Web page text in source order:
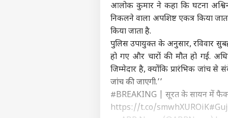
आलोक कुमार ने कहा कि घटना
निकलने वाला अपशिष्ट एकत्र किया
किया जाता है.
पुलिस उपायुक्त के अनुसार, रविवार
हो गए और चारों की मौत हो गई.
जिम्मेदार है, क्योंकि प्रारंभिक जांच से
जांच की जाएगी.’’
#BREAKING | सूरत के सायन में
https://t.co/smwhXUROiK